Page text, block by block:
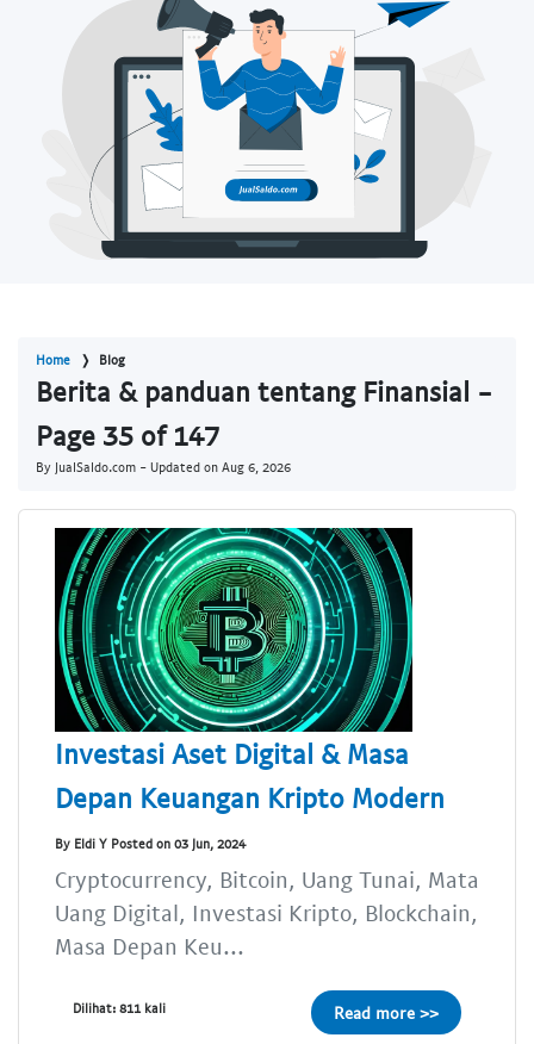
Home Blog
Berita & panduan tentang Finansial -
Page 35 of 147
By JualSaldo.com - Updated on Aug 6, 2026
Investasi Aset Digital & Masa
Depan Keuangan Kripto Modern
By Eldi Y Posted on 03 Jun, 2024
Cryptocurrency, Bitcoin, Uang Tunai, Mata
Uang Digital, Investasi Kripto, Blockchain,
Masa Depan Keu...
Dilihat: 811 kali Read more >>